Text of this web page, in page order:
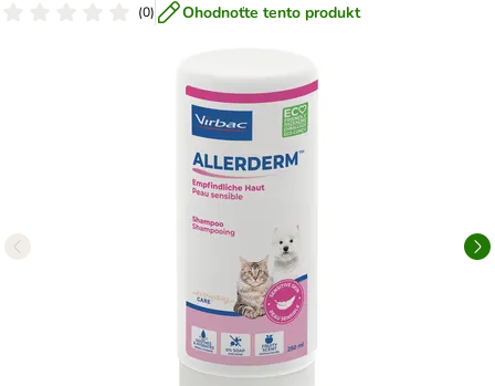
(0) Ohodnoťte tento produkt